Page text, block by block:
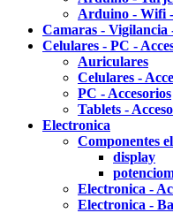
Arduino - Wifi
Camaras - Vigilancia
Celulares - PC -
Auriculares
Celulares -
PC - Accesorios
Tablets -
Electronica
Componentes
display
Electronica -
Electronica -